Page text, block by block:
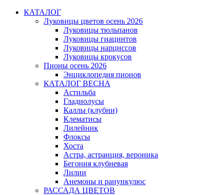
КАТАЛОГ
Луковицы цветов осень 2026
Луковицы тюльпанов
Луковицы гиацинтов
Луковицы нарциссов
Луковицы крокусов
Пионы осень 2026
Энциклопедия пионов
КАТАЛОГ ВЕСНА
Астильба
Гладиолусы
Каллы (клубни)
Клематисы
Лилейник
Флоксы
Хоста
Астра, астранция, вероника
Бегония клубневая
Лилии
Анемоны и ранункулюс
РАССАДА ЦВЕТОВ